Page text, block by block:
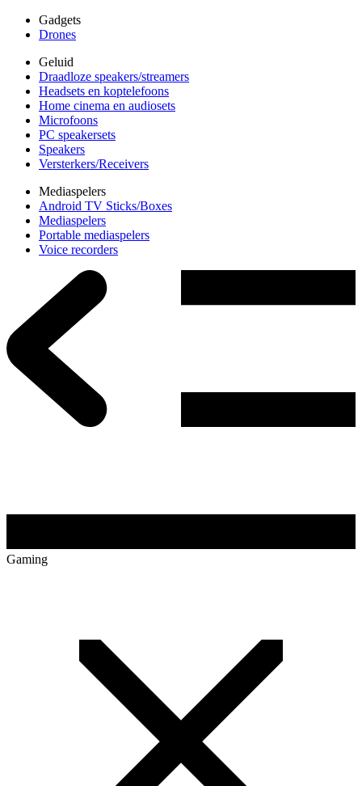
Gadgets
Drones
Geluid
Draadloze speakers/streamers
Headsets en koptelefoons
Home cinema en audiosets
Microfoons
PC speakersets
Speakers
Versterkers/Receivers
Mediaspelers
Android TV Sticks/Boxes
Mediaspelers
Portable mediaspelers
Voice recorders
Gaming